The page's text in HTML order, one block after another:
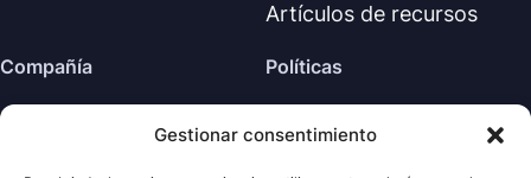
Gestionar consentimiento
Artículos de recursos
Compañía
Sobre nosotros
Políticas
Política de reembolso